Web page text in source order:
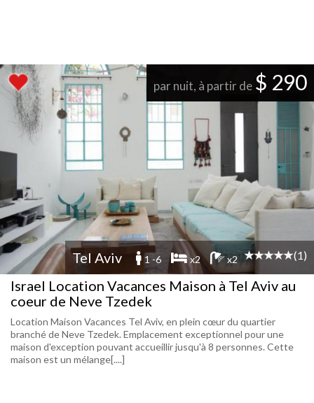
par nuit, à partir de $ 290
Tel Aviv 1 -6 x2 x2 (1)
Israel Location Vacances Maison à Tel Aviv au
coeur de Neve Tzedek
Location Maison Vacances Tel Aviv, en plein cœur du quartier
branché de Neve Tzedek. Emplacement exceptionnel pour une
maison d'exception pouvant accueillir jusqu'à 8 personnes. Cette
maison est un mélange[....]